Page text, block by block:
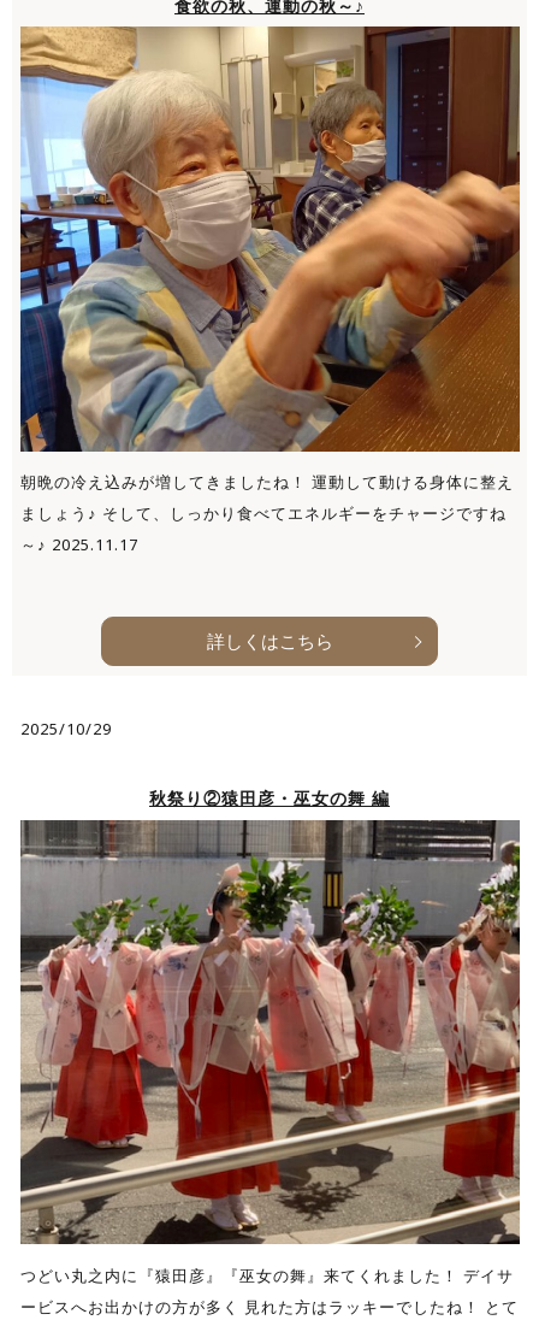
食欲の秋、運動の秋～♪
朝晩の冷え込みが増してきましたね！ 運動して動ける身体に整え
ましょう♪ そして、しっかり食べてエネルギーをチャージですね
～♪ 2025.11.17
詳しくはこちら
2025/10/29
秋祭り②猿田彦・巫女の舞 編
つどい丸之内に『猿田彦』『巫女の舞』来てくれました！ デイサ
ービスへお出かけの方が多く 見れた方はラッキーでしたね！ とて